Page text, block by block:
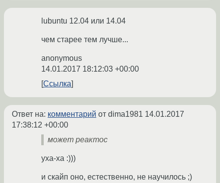
lubuntu 12.04 или 14.04
чем старее тем лучше...
anonymous
14.01.2017 18:12:03 +00:00
Ссылка
Ответ на: комментарий от dima1981 14.01.2017
17:38:12 +00:00
может реактос
уха-ха :)))
и скайп оно, естественно, не научилось ;)